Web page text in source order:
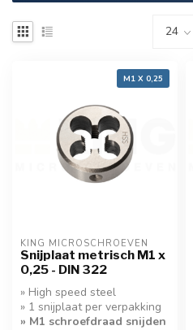
M1 X 0,25
KING MICROSCHROEVEN
Snijplaat metrisch M1 x
0,25 - DIN 322
» High speed steel
» 1 snijplaat per verpakking
» M1 schroefdraad snijden